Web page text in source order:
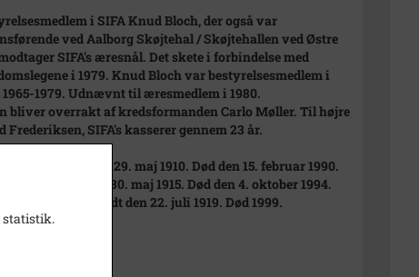
i SIFA Knud Bloch, der også var
ved Aalborg Skøjtehal / Skøjtehallen ved Østre
SIFA's æresnål. Det skete i forbindelse med
i 1979. Knud Bloch var bestyrelsesmedlem i
1965-1979. Udnævnt til æresmedlem i 1980.
bliver overrakt af kredsformanden Carlo Møller. Til højre
Frederiksen, SIFA's kasserer gennem 23 år.
Møller er født den 29. maj 1910. Død den 15. februar 1990.
Bloch er født den 30. maj 1915. Død den 4. oktober 1994.
Frederiksen er født den 22. juli 1919. Død 1999.
statistik.